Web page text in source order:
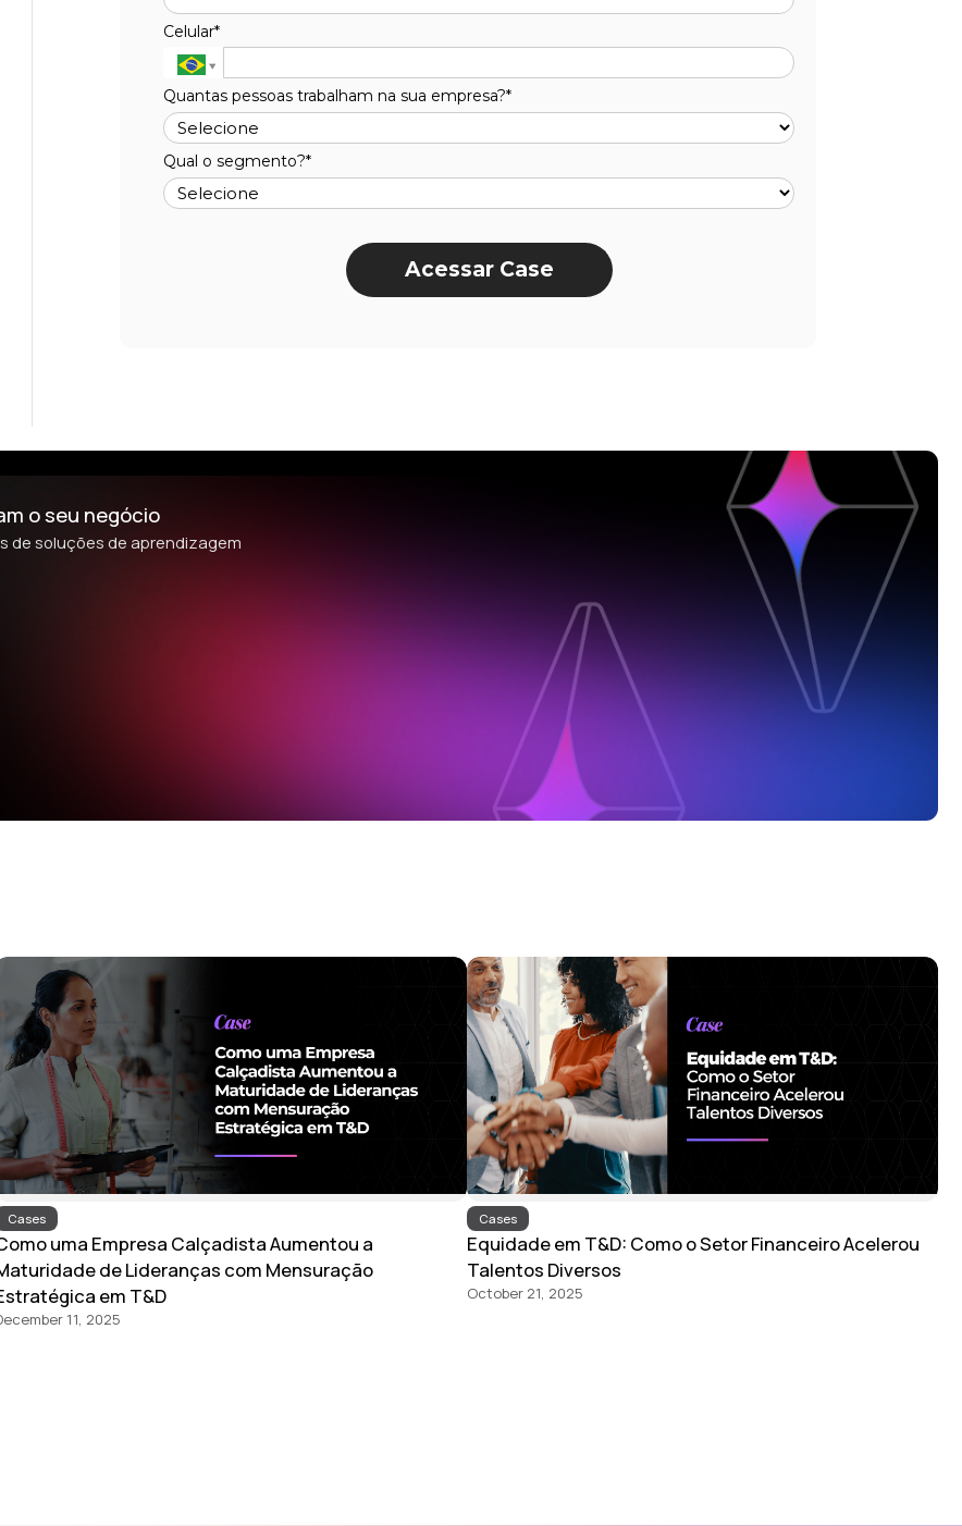
Celular*
Quantas pessoas trabalham na sua empresa?*
Qual o segmento?*
Acessar Case
o seu negócio
de soluções de aprendizagem
Cases
uma Empresa Calçadista Aumentou a
de Lideranças com Mensuração
em T&D
11, 2025
Cases
Equidade em T&D: Como o Setor Financeiro Acelerou
Talentos Diversos
October 21, 2025